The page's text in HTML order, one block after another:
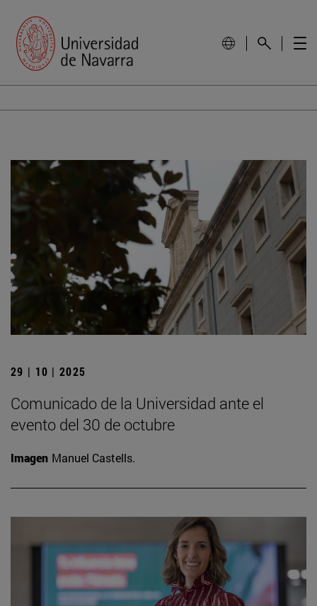
29 | 10 | 2025
Comunicado de la Universidad ante el
evento del 30 de octubre
Imagen Manuel Castells.